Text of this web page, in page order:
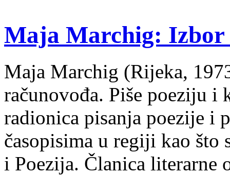
Maja Marchig: Izbor
Maja Marchig (Rijeka,
računovođa. Piše poeziju i
radionica pisanja poezije i
časopisima u regiji kao što
i Poezija. Članica literarne